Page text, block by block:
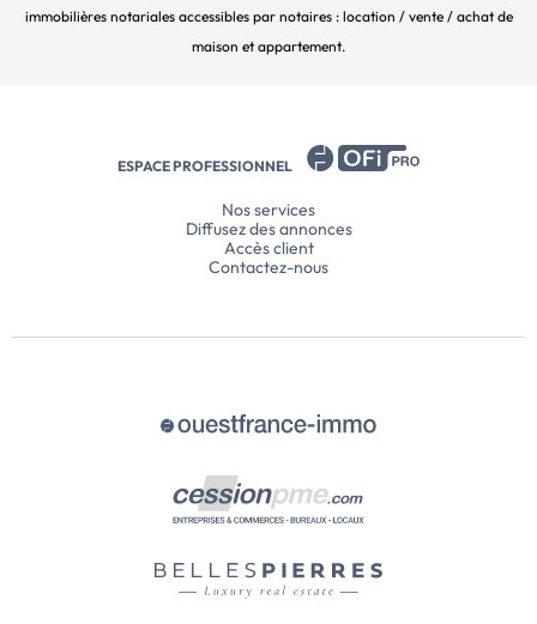
immobilières notariales accessibles par notaires : location / vente / achat de
maison et appartement.
ESPACE PROFESSIONNEL
Nos services
Diffusez des annonces
Accès client
Contactez-nous